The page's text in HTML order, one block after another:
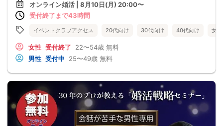
オンライン婚活 | 8月10日(月) 20:00〜
受付終了まで43時間
イベントクラブアクセス 20代向け 30代向け 40代向け 女
女性 受付終了 22〜54歳 無料
男性 受付中 25〜49歳 無料